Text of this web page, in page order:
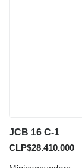
JCB 16 C-1
CLP$28.410.000